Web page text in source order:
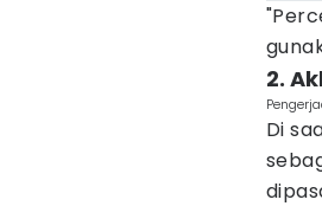
2.
Di